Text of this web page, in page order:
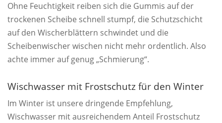
Ohne Feuchtigkeit reiben sich die Gummis auf der
trockenen Scheibe schnell stumpf, die Schutzschicht
auf den Wischerblättern schwindet und die
Scheibenwischer wischen nicht mehr ordentlich. Also
achte immer auf genug „Schmierung“.
Wischwasser mit Frostschutz für den Winter
Im Winter ist unsere dringende Empfehlung,
Wischwasser mit ausreichendem Anteil Frostschutz